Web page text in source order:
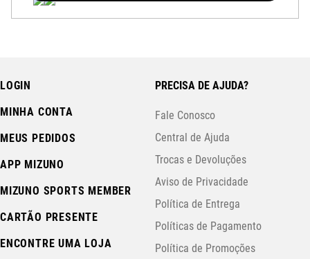
LOGIN
MINHA CONTA
MEUS PEDIDOS
APP MIZUNO
MIZUNO SPORTS MEMBER
CARTÃO PRESENTE
ENCONTRE UMA LOJA
PRECISA DE AJUDA?
Fale Conosco
Central de Ajuda
Trocas e Devoluções
Aviso de Privacidade
Política de Entrega
Políticas de Pagamento
Política de Promoções